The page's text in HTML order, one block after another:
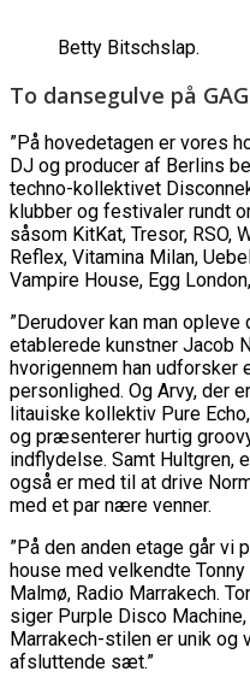
Betty Bitschslap.
To dansegulve på GAG
”På hovedetagen er vores
DJ og producer af Berlins
techno-kollektivet
klubber og festivaler rundt
såsom KitKat, Tresor, RSO,
Reflex, Vitamina Milan,
Vampire House, Egg
”Derudover kan man opleve
etablerede kunstner Jacob
hvorigennem han udforsker
personlighed. Og Arvy, der
litauiske kollektiv Pure
og præsenterer hurtig
indflydelse. Samt Hultgren,
også er med til at drive
med et par nære venner.
”På den anden etage går
house med velkendte
Malmø, Radio Marrakech.
siger Purple Disco
Marrakech-stilen er unik
afsluttende sæt.”